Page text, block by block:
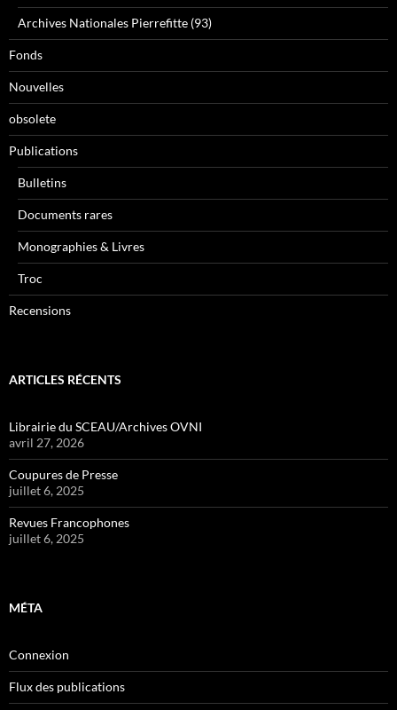
Archives Nationales Pierrefitte (93)
Fonds
Nouvelles
obsolete
Publications
Bulletins
Documents rares
Monographies & Livres
Troc
Recensions
ARTICLES RÉCENTS
Librairie du SCEAU/Archives OVNI
avril 27, 2026
Coupures de Presse
juillet 6, 2025
Revues Francophones
juillet 6, 2025
MÉTA
Connexion
Flux des publications